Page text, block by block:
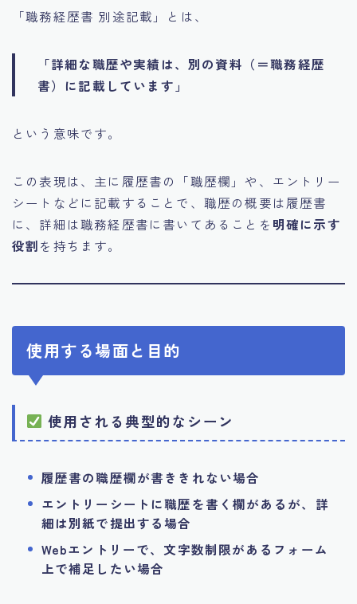
「職務経歴書 別途記載」とは、
「詳細な職歴や実績は、別の資料（＝職務経歴
書）に記載しています」
という意味です。
この表現は、主に履歴書の「職歴欄」や、エントリー
シートなどに記載することで、職歴の概要は履歴書
に、詳細は職務経歴書に書いてあることを 明確に示す
役割を持ちます。
使用する場面と目的
使用される典型的なシーン
履歴書の職歴欄が書ききれない場合
エントリーシートに職歴を書く欄があるが、詳
細は別紙で提出する場合
Webエントリーで、文字数制限があるフォーム
上で補足したい場合